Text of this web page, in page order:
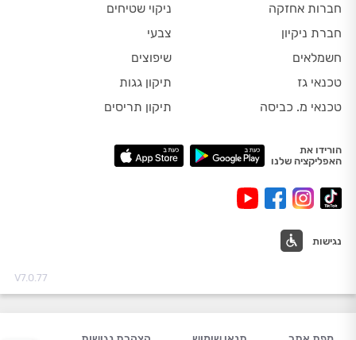
חברות אחזקה
חברת ניקיון
חשמלאים
טכנאי גז
טכנאי מ. כביסה
ניקוי שטיחים
צבעי
שיפוצים
תיקון גגות
תיקון תריסים
הורידו את
האפליקציה שלנו
נגישות
V7.0.77